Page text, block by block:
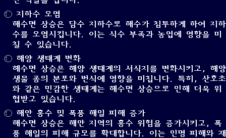
지하수 오염
해수면 상승은 담수 지하수로 해수가 침투하게 하여 지하
수를 오염시킵니다. 이는 식수 부족과 농업에 영향을 미
칠 수 있습니다.
해양 생태계 변화
해수면 상승은 해양 생태계의 서식지를 변화시키고, 해양
생물 종의 분포와 번식에 영향을 미칩니다. 특히, 산호초
와 같은 민감한 생태계는 해수면 상승으로 인해 더욱 위
협받고 있습니다.
해안 홍수 및 폭풍 해일 피해 증가
해수면 상승은 해안 지역의 홍수 위험을 증가시키고, 폭
풍 해일의 피해 규모를 확대합니다. 이는 인명 피해와 재